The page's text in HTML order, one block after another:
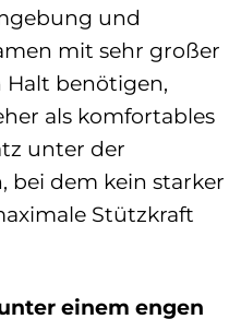
und
mit sehr großer
Halt benötigen,
als komfortables
unter der
bei dem kein starker
Stützkraft
einem engen